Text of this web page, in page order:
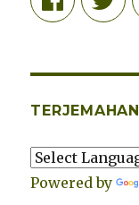
TERJEMAHAN
Powered by